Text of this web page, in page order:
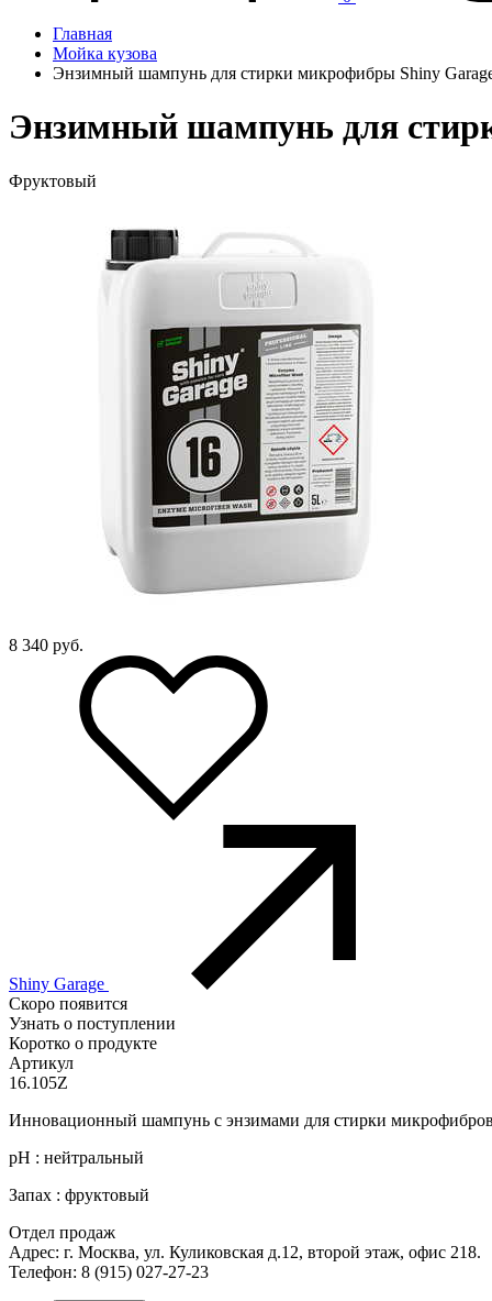
Главная
Мойка кузова
Энзимный шампунь для стирки микрофибры Shiny
Энзимный шампунь для
Фруктовый
8 340 руб.
Shiny Garage
Скоро появится
Узнать о поступлении
Коротко о продукте
Артикул
16.105Z
Инновационный шампунь с энзимами для стирки
рН : нейтральный
Запах : фруктовый
Отдел продаж
Адрес: г. Москва, ул. Куликовская д.12, второй этаж, офис 218.
Телефон: 8 (915) 027-27-23